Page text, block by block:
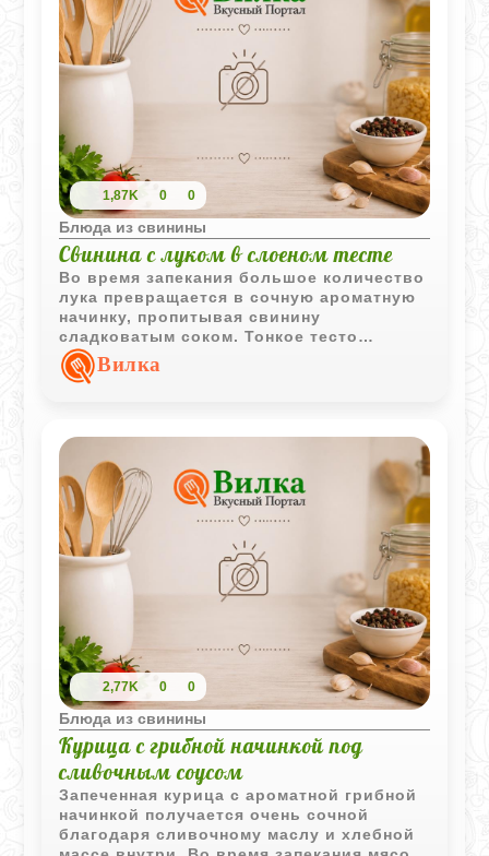
1,87K 0 0
Блюда из свинины
Свинина с луком в слоеном тесте
Во время запекания большое количество
лука превращается в сочную ароматную
начинку, пропитывая свинину
сладковатым соком. Тонкое тесто
удерживает все ароматы внутри и
становится румяным и хрустящим.
Вилка
2,77K 0 0
Блюда из свинины
Курица с грибной начинкой под
сливочным соусом
Запеченная курица с ароматной грибной
начинкой получается очень сочной
благодаря сливочному маслу и хлебной